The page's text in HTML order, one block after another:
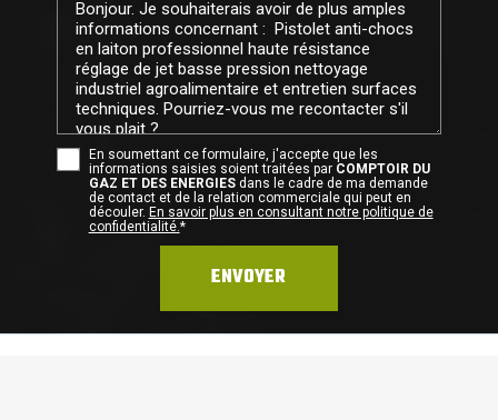
En soumettant ce formulaire, j'accepte que les
informations saisies soient traitées par COMPTOIR DU
GAZ ET DES ENERGIESdans le cadre de ma demande
de contact et de la relation commerciale qui peut en
découler. En savoir plus en consultant notre politique de
confidentialité.*